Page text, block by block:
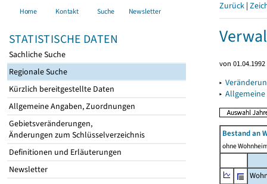
Home Kontakt Suche Newsletter
STATISTISCHE DATEN
Sachliche Suche
Regionale Suche
Kürzlich bereitgestellte Daten
Allgemeine Angaben, Zuordnungen
Gebietsveränderungen,
Änderungen zum Schlüsselverzeichnis
Definitionen und Erläuterungen
Newsletter
Zurück |
von
▸
▸
Bestand an
ohne